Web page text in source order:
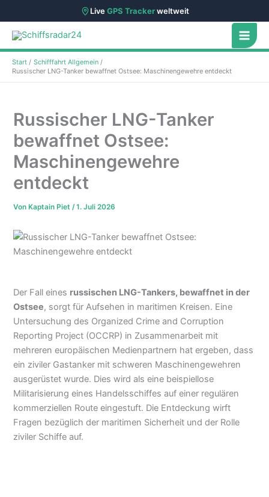
LiveGPS Trackerweltweit
Zum
Inhalt
springen
Start
Schifffahrt Allgemein
Russischer LNG-Tanker bewaffnet Ostsee: Maschinengewehre entdeckt
Russischer LNG-Tanker
bewaffnet Ostsee:
Maschinengewehre
entdeckt
Von Kaptain Piet/1. Juli 2026
Der Fall eines russischen LNG-Tankers, bewaffnet in der
Ostsee, sorgt für Aufsehen in maritimen Kreisen. Eine
Untersuchung des Organized Crime and Corruption
Reporting Project (OCCRP) in Zusammenarbeit mit
mehreren europäischen Medienpartnern hat ergeben, dass
ein ziviler Gastanker mit schweren Maschinengewehren
ausgerüstet wurde. Dies wird als eine beispiellose
Militarisierung eines Handelsschiffes auf einer regulären
kommerziellen Route eingestuft. Die Entdeckung wirft
Fragen bezüglich der maritimen Sicherheit und der Rolle
ziviler Schiffe auf.